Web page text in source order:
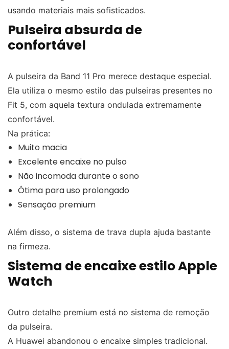
usando materiais mais sofisticados.
Pulseira absurda de
confortável
A pulseira da Band 11 Pro merece destaque especial.
Ela utiliza o mesmo estilo das pulseiras presentes no
Fit 5, com aquela textura ondulada extremamente
confortável.
Na prática:
Muito macia
Excelente encaixe no pulso
Não incomoda durante o sono
Ótima para uso prolongado
Sensação premium
Além disso, o sistema de trava dupla ajuda bastante
na firmeza.
Sistema de encaixe estilo Apple
Watch
Outro detalhe premium está no sistema de remoção
da pulseira.
A Huawei abandonou o encaixe simples tradicional.